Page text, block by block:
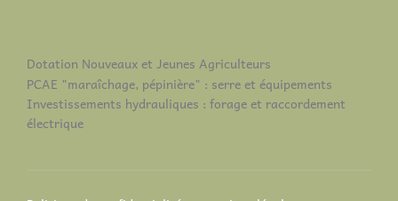
Dotation Nouveaux et Jeunes Agriculteurs
PCAE "maraîchage, pépinière" : serre et équipements
Investissements hydrauliques : forage et raccordement
électrique